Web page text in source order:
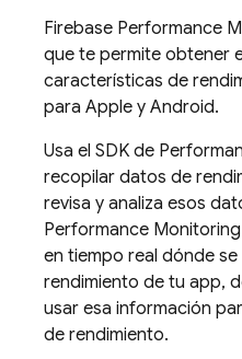
Firebase Performance
que te permite obtener
características de
para Apple y Android.
Usa el SDK de
recopilar datos de
revisa y analiza esos
Performance Monitoring
en tiempo real dónde
rendimiento de tu app,
usar esa información
de rendimiento.